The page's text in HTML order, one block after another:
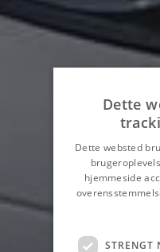
Dette
Dette websted
hjemmeside
STRENGT